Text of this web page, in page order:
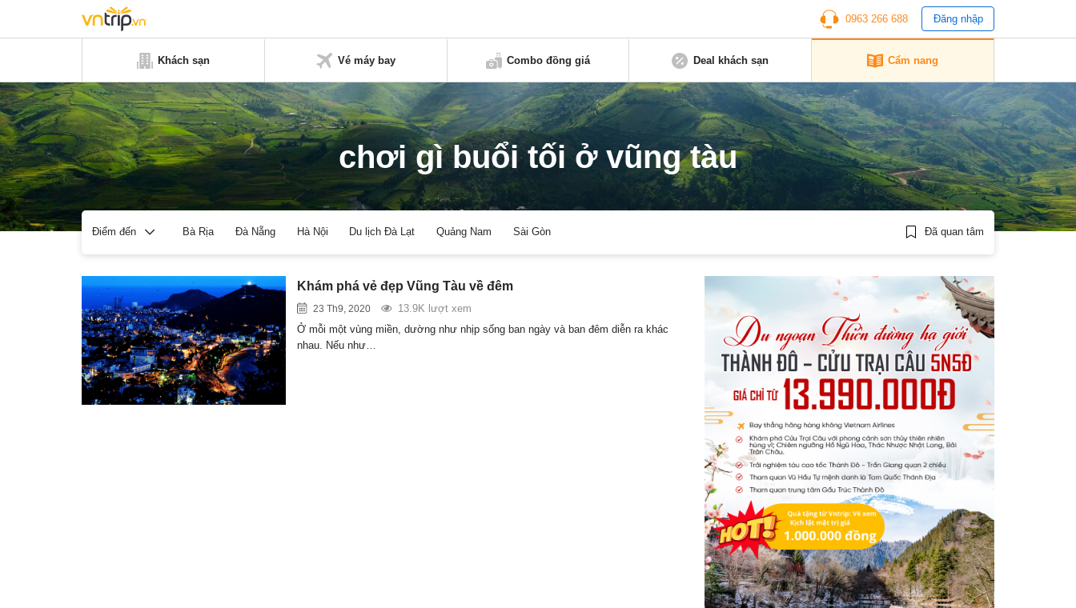
0963 266 688 Đăng nhập
Khách sạn Vé máy bay Combo đồng giá Deal khách sạn Cẩm nang
chơi gì buổi tối ở vũng tàu
Điểm đến Bà Rịa Đà Nẵng Hà Nội Du lịch Đà Lạt Quảng Nam Sài Gòn Đã quan tâm
Khám phá vẻ đẹp Vũng Tàu về đêm
23 Th9, 2020
13.9K lượt xem
Ở mỗi một vùng miền, dường như nhịp sống ban ngày và ban đêm diễn ra khác
nhau. Nếu như…